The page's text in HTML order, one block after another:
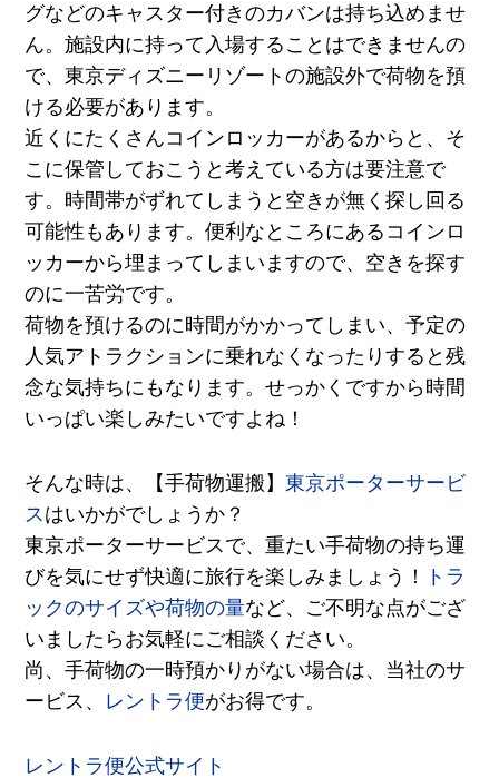
グなどのキャスター付きのカバンは持ち込めませ
ん。施設内に持って入場することはできませんの
で、東京ディズニーリゾートの施設外で荷物を預
ける必要があります。
近くにたくさんコインロッカーがあるからと、そ
こに保管しておこうと考えている方は要注意で
す。時間帯がずれてしまうと空きが無く探し回る
可能性もあります。便利なところにあるコインロ
ッカーから埋まってしまいますので、空きを探す
のに一苦労です。
荷物を預けるのに時間がかかってしまい、予定の
人気アトラクションに乗れなくなったりすると残
念な気持ちにもなります。せっかくですから時間
いっぱい楽しみたいですよね！
そんな時は、 【手荷物運搬】 東京ポーターサービ
ス はいかがでしょうか？
東京ポーターサービスで、重たい手荷物の持ち運
びを気にせず快適に旅行を楽しみましょう！
トラ
ックのサイズや荷物の量など、ご不明な点がござ
いましたらお気軽にご相談ください。
尚、手荷物の一時預かりがない場合は、当社のサ
ービス、
レントラ便がお得です。
レントラ便公式サイト